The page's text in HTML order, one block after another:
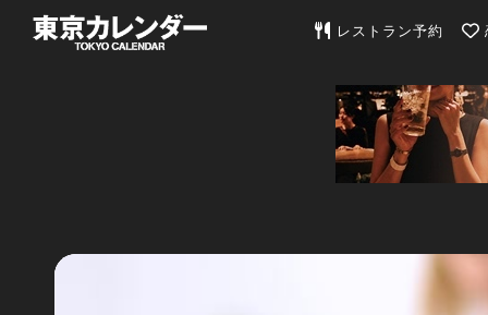
東京カレンダー | 最新
レストラン予約